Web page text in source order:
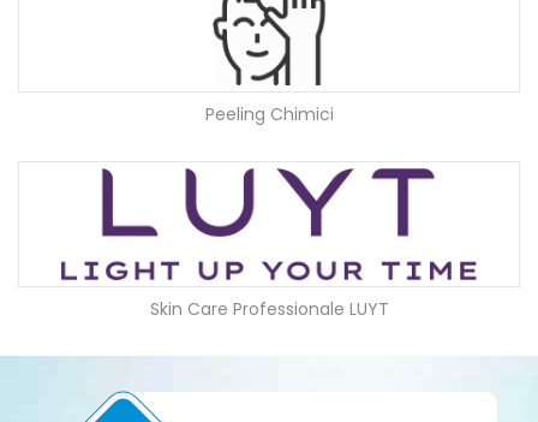
Peeling Chimici
Skin Care Professionale LUYT